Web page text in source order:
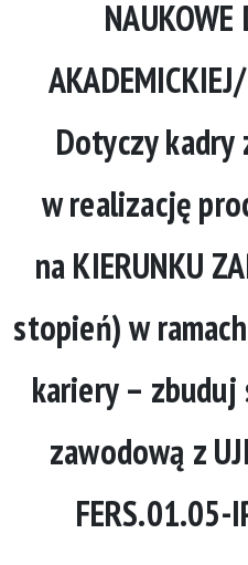
Dotyczy kadry
w realizację
na KIERUNKU
stopień) w
kariery – zbuduj
zawodową z